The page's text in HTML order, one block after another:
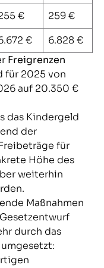
€
259 €
€
6.828 €
Freigrenzen
für 2025 von
auf 20.350 €
das Kindergeld
der
für
Höhe des
weiterhin
Maßnahmen
durch das